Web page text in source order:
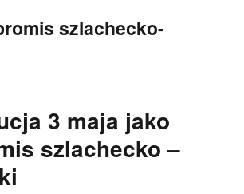
szlachecko-
3 maja jako
szlachecko –